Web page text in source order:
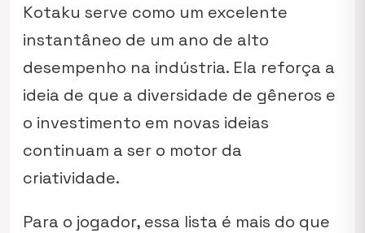
Kotaku serve como um excelente
instantâneo de um ano de alto
desempenho na indústria. Ela reforça a
ideia de que a diversidade de gêneros e
o investimento em novas ideias
continuam a ser o motor da
criatividade.
Para o jogador, essa lista é mais do que